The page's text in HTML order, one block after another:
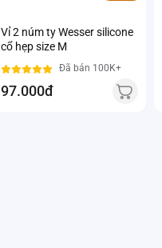
Vỉ 2 núm ty Wesser silicone
cổ hẹp size M
Đã bán 100K+
97.000đ